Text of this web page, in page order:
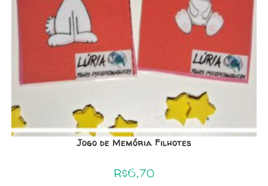
Jogo de Memória Filhotes
R$6,70